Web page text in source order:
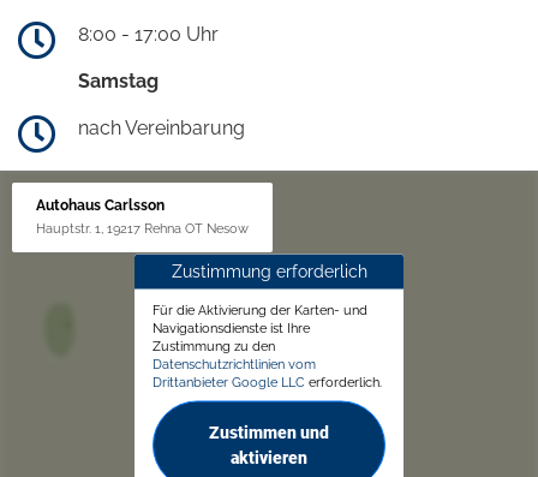
8:00 - 17:00 Uhr
Samstag
nach Vereinbarung
Autohaus Carlsson
Hauptstr. 1, 19217 Rehna OT Nesow
Zustimmung erforderlich
Für die Aktivierung der Karten- und
Navigationsdienste ist Ihre
Zustimmung zu den
Datenschutzrichtlinien vom
Drittanbieter Google LLC erforderlich.
Zustimmen und
aktivieren